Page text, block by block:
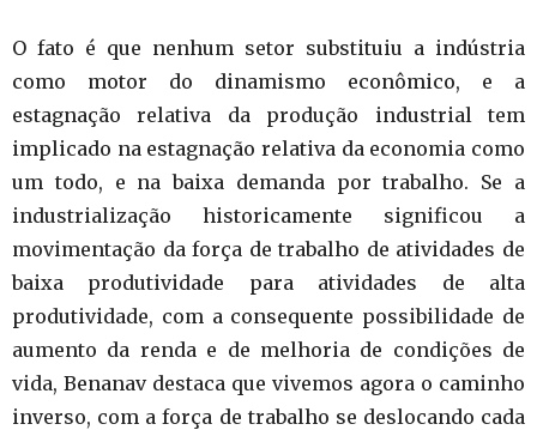
O fato é que nenhum setor substituiu a indústria
como motor do dinamismo econômico, e a
estagnação relativa da produção industrial tem
implicado na estagnação relativa da economia como
um todo, e na baixa demanda por trabalho. Se a
industrialização historicamente significou a
movimentação da força de trabalho de atividades de
baixa produtividade para atividades de alta
produtividade, com a consequente possibilidade de
aumento da renda e de melhoria de condições de
vida, Benanav destaca que vivemos agora o caminho
inverso, com a força de trabalho se deslocando cada